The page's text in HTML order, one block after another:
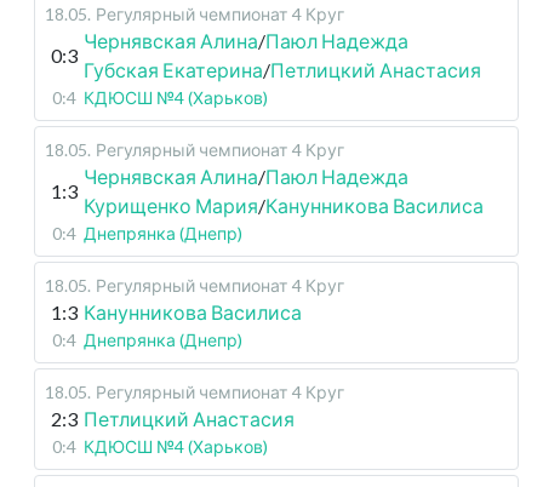
18.05. Регулярный чемпионат 4 Круг
0:3
Чернявская Алина/Паюл Надежда
Губская Екатерина/Петлицкий Анастасия
0:4 КДЮСШ №4 (Харьков)
18.05. Регулярный чемпионат 4 Круг
1:3
Чернявская Алина/Паюл Надежда
Курищенко Мария/Канунникова Василиса
0:4 Днепрянка (Днепр)
18.05. Регулярный чемпионат 4 Круг
1:3 Канунникова Василиса
0:4 Днепрянка (Днепр)
18.05. Регулярный чемпионат 4 Круг
2:3 Петлицкий Анастасия
0:4 КДЮСШ №4 (Харьков)